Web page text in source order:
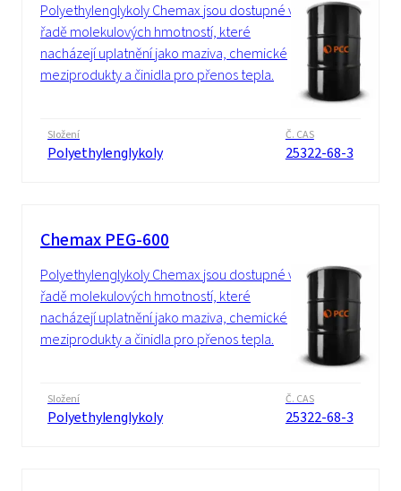
Polyethylenglykoly Chemax jsou dostupné v
řadě molekulových hmotností, které
nacházejí uplatnění jako maziva, chemické
meziprodukty a činidla pro přenos tepla.
Složení
Polyethylenglykoly
Č. CAS
25322-68-3
Chemax PEG-600
Polyethylenglykoly Chemax jsou dostupné v
řadě molekulových hmotností, které
nacházejí uplatnění jako maziva, chemické
meziprodukty a činidla pro přenos tepla.
Složení
Polyethylenglykoly
Č. CAS
25322-68-3